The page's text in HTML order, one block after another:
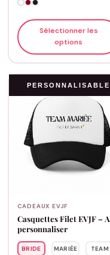
Sélectionner les
options
PERSONNALISABLE
CADEAUX EVJF
Casquettes Filet EVJF – A
personnaliser
BRIDE MARIÉE TEAM